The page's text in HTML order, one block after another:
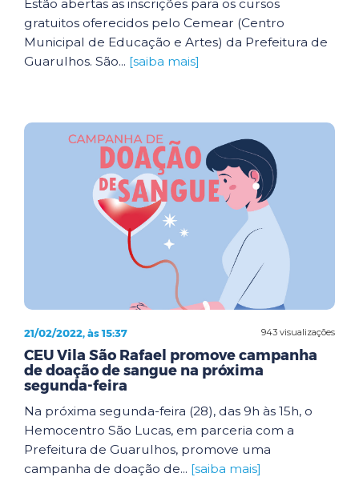
Estão abertas as inscrições para os cursos
gratuitos oferecidos pelo Cemear (Centro
Municipal de Educação e Artes) da Prefeitura de
Guarulhos. São... [saiba mais]
943 visualizações
21/02/2022, às 15:37
CEU Vila São Rafael promove campanha
de doação de sangue na próxima
segunda-feira
Na próxima segunda-feira (28), das 9h às 15h, o
Hemocentro São Lucas, em parceria com a
Prefeitura de Guarulhos, promove uma
campanha de doação de... [saiba mais]